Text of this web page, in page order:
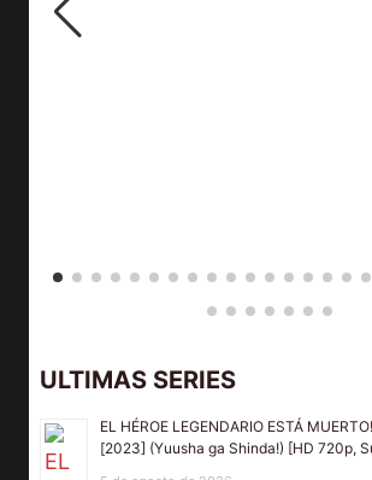
ULTIMAS SERIES
EL HÉROE LEGENDARIO ESTÁ
[2023] (Yuusha ga Shinda!) [HD 720p,